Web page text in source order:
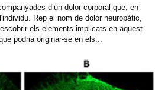
d’un dolor corporal que, en
Rep el nom de dolor neuropàtic,
els elements implicats en aquest
podria originar-se en els...